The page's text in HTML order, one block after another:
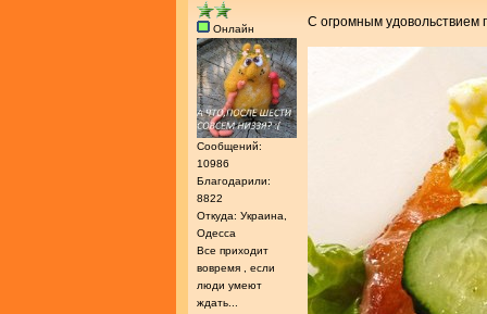
Онлайн
Сообщений:
10986
Благодарили:
8822
Откуда: Украина,
Одесса
Все приходит
вовремя , если
люди умеют
ждать...
С огромным удовольствием